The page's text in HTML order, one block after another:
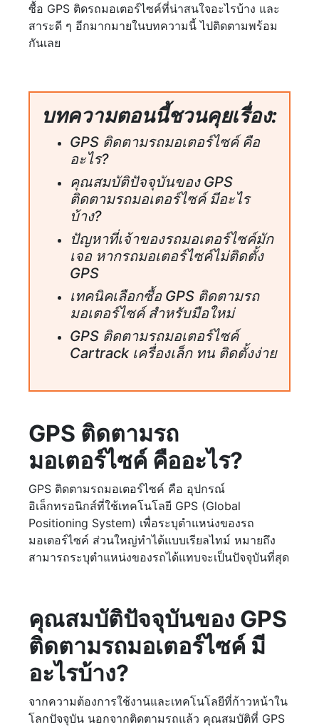
ซื้อ GPS ติดรถมอเตอร์ไซค์ที่น่าสนใจอะไรบ้าง และ
สาระดี ๆ อีกมากมายในบทความนี้ ไปติดตามพร้อม
กันเลย
บทความตอนนี้ชวนคุยเรื่อง:
GPS ติดตามรถมอเตอร์ไซค์ คือ
อะไร?
คุณสมบัติปัจจุบันของ GPS
ติดตามรถมอเตอร์ไซค์ มีอะไร
บ้าง?
ปัญหาที่เจ้าของรถมอเตอร์ไซค์มัก
เจอ หากรถมอเตอร์ไซค์ไม่ติดตั้ง
GPS
เทคนิคเลือกซื้อ GPS ติดตามรถ
มอเตอร์ไซค์ สำหรับมือใหม่
GPS ติดตามรถมอเตอร์ไซค์
Cartrack เครื่องเล็ก ทน ติดตั้งง่าย
GPS ติดตามรถ
มอเตอร์ไซค์ คืออะไร?
GPS ติดตามรถมอเตอร์ไซค์ คือ อุปกรณ์
อิเล็กทรอนิกส์ที่ใช้เทคโนโลยี GPS (Global
Positioning System) เพื่อระบุตำแหน่งของรถ
มอเตอร์ไซค์ ส่วนใหญ่ทำได้แบบเรียลไทม์ หมายถึง
สามารถระบุตำแหน่งของรถได้แทบจะเป็นปัจจุบันที่สุด
คุณสมบัติปัจจุบันของ GPS
ติดตามรถมอเตอร์ไซค์ มี
อะไรบ้าง?
จากความต้องการใช้งานและเทคโนโลยีที่ก้าวหน้าใน
โลกปัจจุบัน นอกจากติดตามรถแล้ว คุณสมบัติที่ GPS